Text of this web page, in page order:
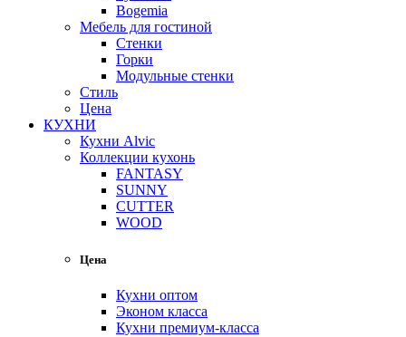
Bogemia
Мебель для гостиной
Стенки
Горки
Модульные стенки
Стиль
Цена
КУХНИ
Кухни Alvic
Коллекции кухонь
FANTASY
SUNNY
CUTTER
WOOD
Цена
Кухни оптом
Эконом класса
Кухни премиум-класса